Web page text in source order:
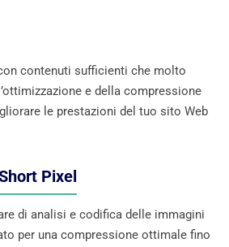
contenuti sufficienti che molto
e della compressione
le prestazioni del tuo sito Web
Pixel
di analisi e codifica delle immagini
per una compressione ottimale fino